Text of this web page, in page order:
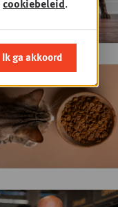
cookiebeleid.
Ik ga akkoord